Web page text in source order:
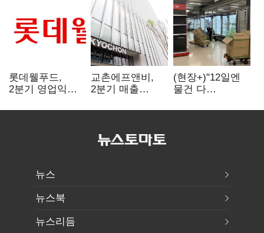
롯데웰푸드,
2분기 영업익
사업이 실적 견인
교촌에프앤비,
2분기 매출
전년보다 4.9%↑
(현장+)"12일엔
물건 다
매대 채우며 문
뉴스
뉴스북
뉴스리듬